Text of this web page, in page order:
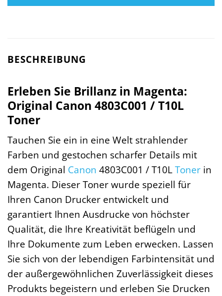
BESCHREIBUNG
Erleben Sie Brillanz in Magenta:
Original Canon 4803C001 / T10L
Toner
Tauchen Sie ein in eine Welt strahlender
Farben und gestochen scharfer Details mit
dem Original Canon 4803C001 / T10LToner in
Magenta. Dieser Toner wurde speziell für
Ihren Canon Drucker entwickelt und
garantiert Ihnen Ausdrucke von höchster
Qualität, die Ihre Kreativität beflügeln und
Ihre Dokumente zum Leben erwecken. Lassen
Sie sich von der lebendigen Farbintensität und
der außergewöhnlichen Zuverlässigkeit dieses
Produkts begeistern und erleben Sie Drucken